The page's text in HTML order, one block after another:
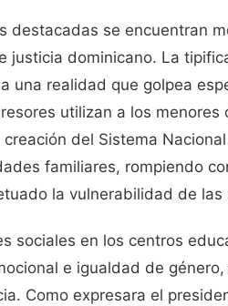
destacadas se encuentran
justicia dominicano. La
una realidad que golpea
utilizan a los menores
del Sistema
familiares, rompiendo
la vulnerabilidad de las
sociales en los centros
e igualdad de
Como expresara el